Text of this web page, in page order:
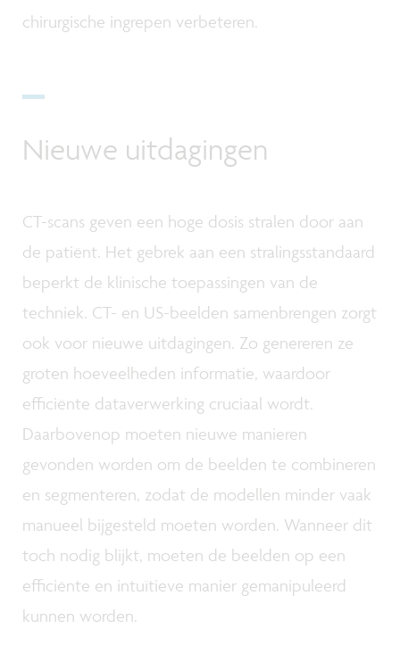
chirurgische ingrepen verbeteren.
Nieuwe uitdagingen
CT-scans geven een hoge dosis stralen door aan
de patiënt. Het gebrek aan een stralingsstandaard
beperkt de klinische toepassingen van de
techniek. CT- en US-beelden samenbrengen zorgt
ook voor nieuwe uitdagingen. Zo genereren ze
groten hoeveelheden informatie, waardoor
efficiënte dataverwerking cruciaal wordt.
Daarbovenop moeten nieuwe manieren
gevonden worden om de beelden te combineren
en segmenteren, zodat de modellen minder vaak
manueel bijgesteld moeten worden. Wanneer dit
toch nodig blijkt, moeten de beelden op een
efficiënte en intuïtieve manier gemanipuleerd
kunnen worden.